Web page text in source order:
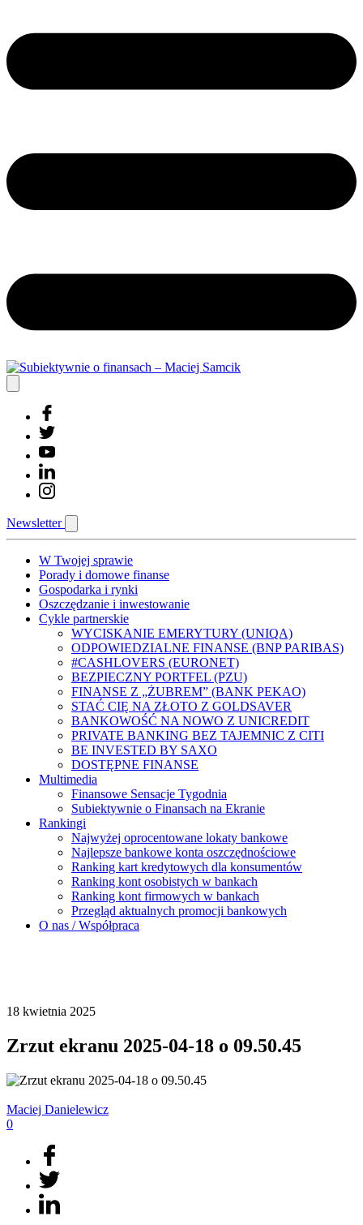
Newsletter
W Twojej sprawie
Porady i domowe finanse
Gospodarka i rynki
Oszczędzanie i inwestowanie
Cykle partnerskie
WYCISKANIE EMERYTURY (UNIQA)
ODPOWIEDZIALNE FINANSE (BNP PARIBAS)
#CASHLOVERS (EURONET)
BEZPIECZNY PORTFEL (PZU)
FINANSE Z „ŻUBREM” (BANK PEKAO)
STAĆ CIĘ NA ZŁOTO Z GOLDSAVER
BANKOWOŚĆ NA NOWO Z UNICREDIT
PRIVATE BANKING BEZ TAJEMNIC Z CITI
BE INVESTED BY SAXO
DOSTĘPNE FINANSE
Multimedia
Finansowe Sensacje Tygodnia
Subiektywnie o Finansach na Ekranie
Rankingi
Najwyżej oprocentowane lokaty bankowe
Najlepsze bankowe konta oszczędnościowe
Ranking kart kredytowych dla konsumentów
Ranking kont osobistych w bankach
Ranking kont firmowych w bankach
Przegląd aktualnych promocji bankowych
O nas / Współpraca
18 kwietnia 2025
Zrzut ekranu 2025-04-18 o 09.50.45
Maciej Danielewicz
0